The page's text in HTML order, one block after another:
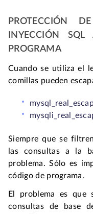
PROTECCIÓN
INYECCIÓN
PROGRAMA
Cuando se utiliza el
comillas pueden
Siempre que se
las consultas a la
problema. Sólo es
código de programa.
El problema es que
consultas de base